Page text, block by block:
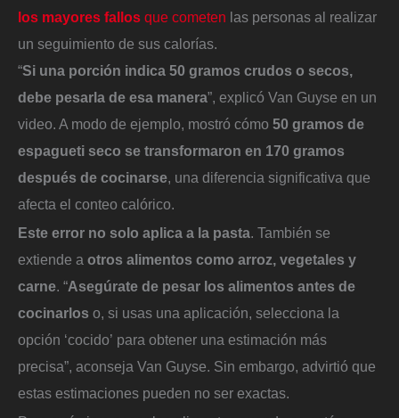
los mayores fallos que cometen las personas al realizar
un seguimiento de sus calorías.
“Si una porción indica 50 gramos crudos o secos,
debe pesarla de esa manera”, explicó Van Guyse en un
video. A modo de ejemplo, mostró cómo 50 gramos de
espagueti seco se transformaron en 170 gramos
después de cocinarse, una diferencia significativa que
afecta el conteo calórico.
Este error no solo aplica a la pasta. También se
extiende a otros alimentos como arroz, vegetales y
carne. “Asegúrate de pesar los alimentos antes de
cocinarlos o, si usas una aplicación, selecciona la
opción ‘cocido’ para obtener una estimación más
precisa”, aconseja Van Guyse. Sin embargo, advirtió que
estas estimaciones pueden no ser exactas.